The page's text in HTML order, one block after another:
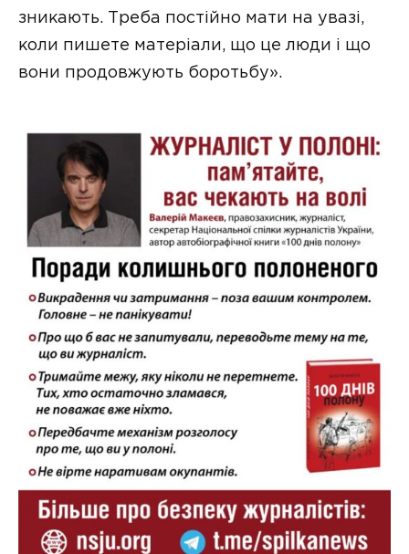
зникають. Треба постійно мати на увазі,
коли пишете матеріали, що це люди і що
вони продовжують боротьбу».